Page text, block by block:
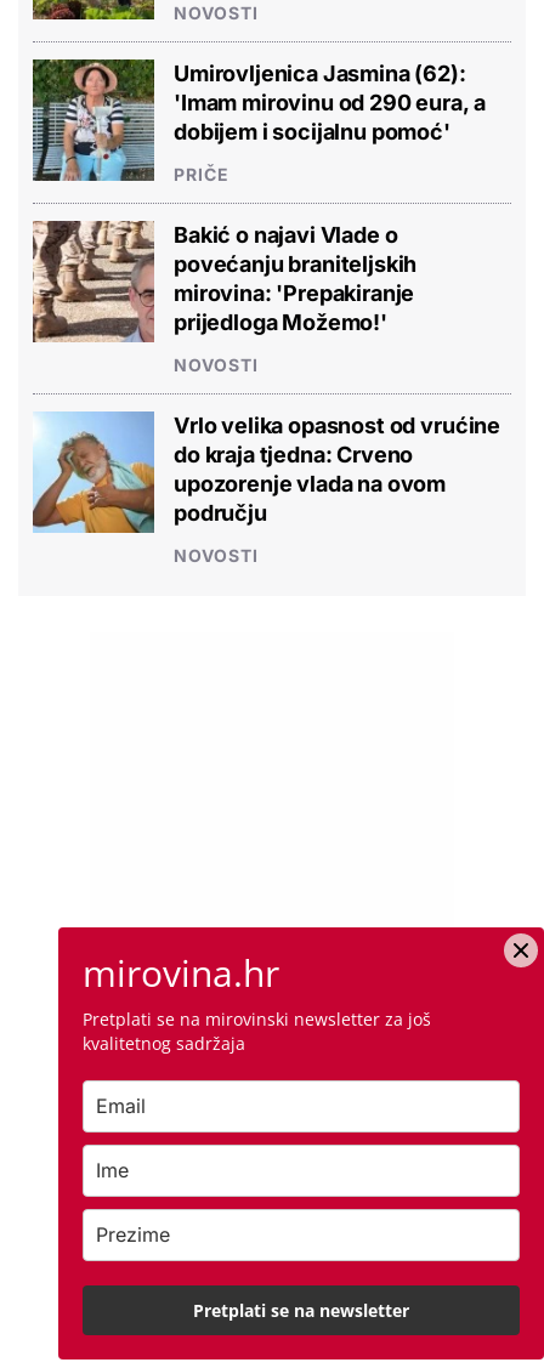
NOVOSTI
Umirovljenica Jasmina (62):
'Imam mirovinu od 290 eura, a
dobijem i socijalnu pomoć'
PRIČE
Bakić o najavi Vlade o
povećanju braniteljskih
mirovina: 'Prepakiranje
prijedloga Možemo!'
NOVOSTI
Vrlo velika opasnost od vrućine
do kraja tjedna: Crveno
upozorenje vlada na ovom
području
NOVOSTI
mirovina.hr
Pretplati se na mirovinski newsletter za još
kvalitetnog sadržaja
Pretplati se na newsletter